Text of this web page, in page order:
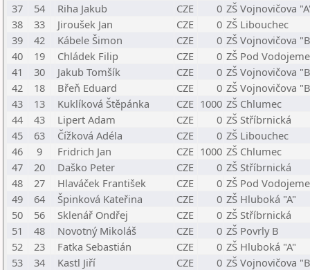
37
54 Riha Jakub CZE 0 ZŠ Vojnovičova
38
33 Jiroušek Jan CZE 0 ZŠ Libouchec
39
42 Kábele Šimon CZE 0 ZŠ Vojnovičova
40
19 Chládek Filip CZE 0 ZŠ Pod
41
30 Jakub Tomšík CZE 0 ZŠ Vojnovičova
42
18 Břeň Eduard CZE 0 ZŠ Vojnovičova
43
13 Kuklíková Štěpánka CZE 1000 ZŠ Chlumec
44
43 Lipert Adam CZE 0 ZŠ Stříbrnická
45
63 Čížková Adéla CZE 0 ZŠ Libouchec
46
9 Fridrich Jan CZE 1000 ZŠ Chlumec
47
20 Daško Peter CZE 0 ZŠ Stříbrnická
48
27 Hlaváček František CZE 0 ZŠ Pod
49
64 Špinková Kateřina CZE 0 ZŠ Hluboká "A"
50
56 Sklenář Ondřej CZE 0 ZŠ Stříbrnická
51
48 Novotný Mikoláš CZE 0 ZŠ Povrly B
52
23 Fatka Sebastián CZE 0 ZŠ Hluboká "A"
53
34 Kastl Jiří CZE 0 ZŠ Vojnovičova